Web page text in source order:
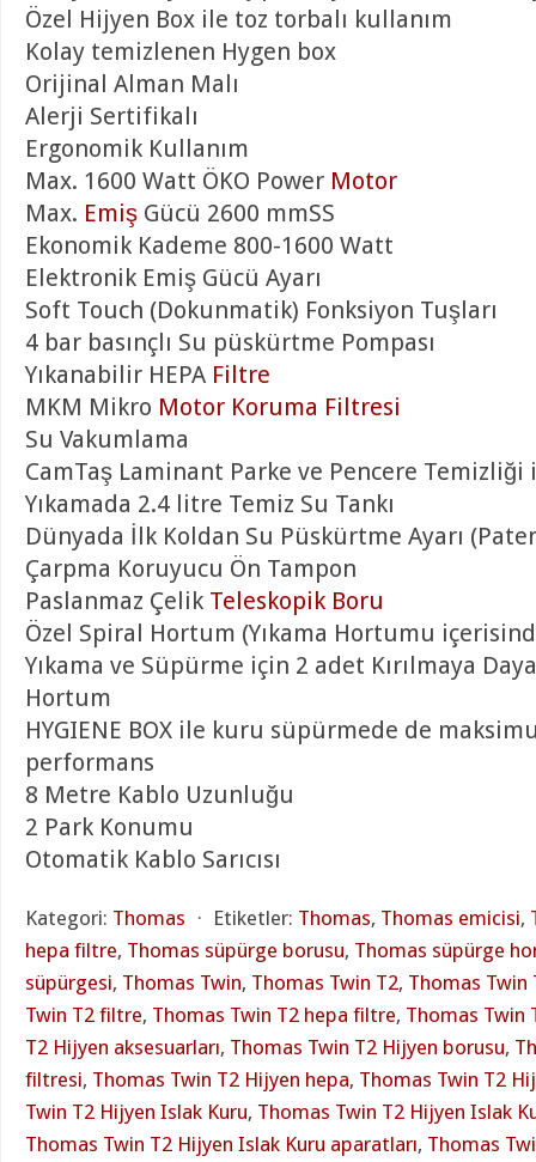
Özel Hijyen Box ile toz torbalı kullanım
Kolay temizlenen Hygen box
Orijinal Alman Malı
Alerji Sertifikalı
Ergonomik Kullanım
Max. 1600 Watt ÖKO Power Motor
Max. Emiş Gücü 2600 mmSS
Ekonomik Kademe 800-1600 Watt
Elektronik Emiş Gücü Ayarı
Soft Touch (Dokunmatik) Fonksiyon Tuşları
4 bar basınçlı Su püskürtme Pompası
Yıkanabilir HEPA Filtre
MKM Mikro Motor Koruma Filtresi
Su Vakumlama
CamTaş Laminant Parke ve Pencere
Yıkamada 2.4 litre Temiz Su Tankı
Dünyada İlk Koldan Su Püskürtme Ayarı
Çarpma Koruyucu Ön Tampon
Paslanmaz Çelik Teleskopik Boru
Özel Spiral Hortum (Yıkama Hortumu
Yıkama ve Süpürme için 2 adet Kırılmaya
Hortum
HYGIENE BOX ile kuru süpürmede de
performans
8 Metre Kablo Uzunluğu
2 Park Konumu
Otomatik Kablo Sarıcısı
Kategori: Thomas ⋅ Etiketler: Thomas, Thomas emicisi,
hepa filtre, Thomas süpürge borusu, Thomas süpürge
süpürgesi, Thomas Twin, Thomas Twin T2, Thomas Twin
Twin T2 filtre, Thomas Twin T2 hepa filtre, Thomas Twin
T2 Hijyen aksesuarları, Thomas Twin T2 Hijyen borusu,
filtresi, Thomas Twin T2 Hijyen hepa, Thomas Twin T2
Twin T2 Hijyen Islak Kuru, Thomas Twin T2 Hijyen Islak
Thomas Twin T2 Hijyen Islak Kuru aparatları, Thomas